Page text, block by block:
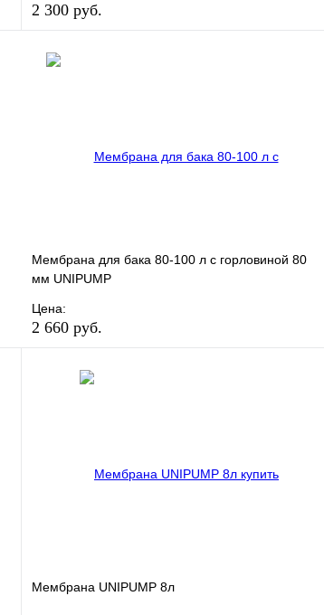
2 300 руб.
Купить в 1 клик
Мембрана для бака 80-100 л с горловиной 80
мм UNIPUMP
Цена:
2 660 руб.
Купить в 1 клик
Мембрана UNIPUMP 8л